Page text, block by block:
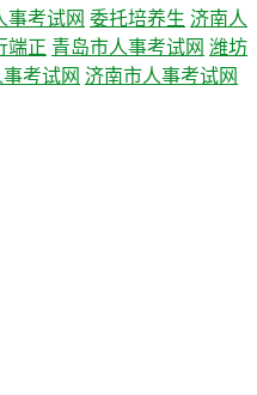
事考试网 委托培养生 济南人
端正 青岛市人事考试网 潍坊
考试网 济南市人事考试网